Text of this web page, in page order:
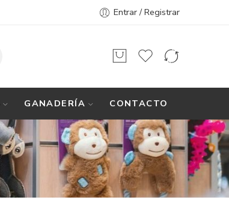
Entrar / Registrar
GANADERÍA CONTACTO